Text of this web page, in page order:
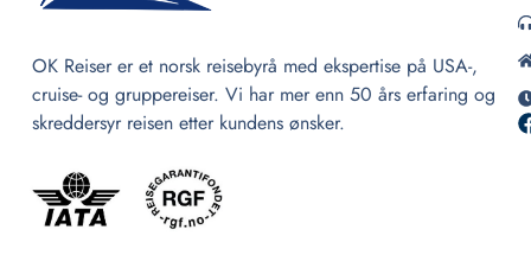
OK Reiser er et norsk reisebyrå med ekspertise på USA-,
cruise- og gruppereiser. Vi har mer enn 50 års erfaring og
skreddersyr reisen etter kundens ønsker.